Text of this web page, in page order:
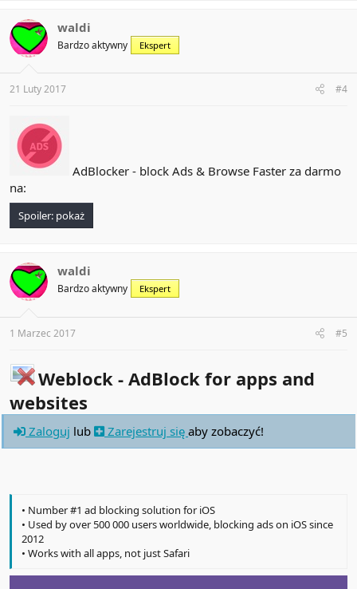
waldi
Bardzo aktywny Ekspert
21 Luty 2017 #4
AdBlocker - block Ads & Browse Faster za darmo
na:
Spoiler: pokaż
waldi
Bardzo aktywny Ekspert
1 Marzec 2017 #5
Weblock - AdBlock for apps and
websites
Zaloguj lub Zarejestruj się aby zobaczyć!
• Number #1 ad blocking solution for iOS
• Used by over 500 000 users worldwide, blocking ads on iOS since
2012
• Works with all apps, not just Safari